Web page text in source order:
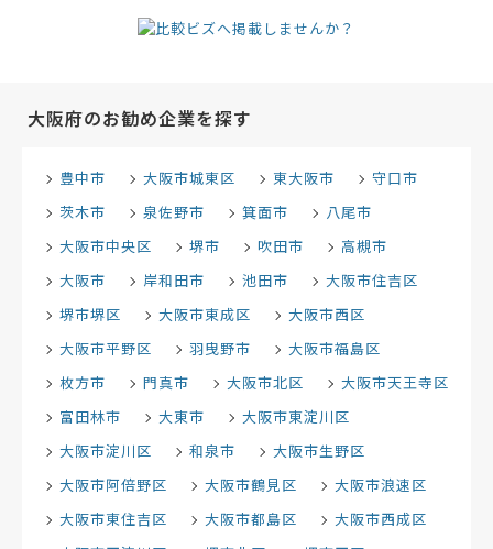
大阪府のお勧め企業を探す
豊中市 大阪市城東区 東大阪市
守口市
茨木市
泉佐野市 箕面市
八尾市
大阪市中央区
堺市 吹田市
高槻市
大阪市
岸和田市 池田市
大阪市住吉区
堺市堺区
大阪市東成区
大阪市西区
大阪市平野区
羽曳野市
大阪市福島区
枚方市
門真市 大阪市北区
大阪市天王寺区
富田林市
大東市
大阪市東淀川区
大阪市淀川区
和泉市
大阪市生野区
大阪市阿倍野区
大阪市鶴見区
大阪市浪速区
大阪市東住吉区
大阪市都島区
大阪市西成区